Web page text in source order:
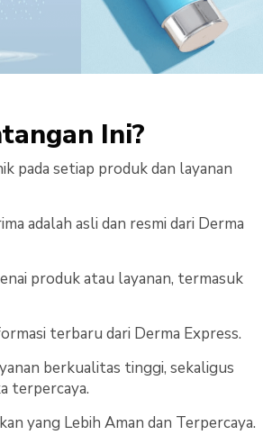
Ini?
pada setiap produk dan layanan
adalah asli dan resmi dari Derma
produk atau layanan, termasuk
terbaru dari Derma Express.
berkualitas tinggi, sekaligus
terpercaya.
yang Lebih Aman dan Terpercaya.